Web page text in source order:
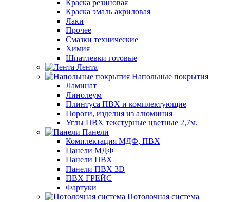
Краска резиновая
Краска эмаль акриловая
Лаки
Прочее
Смазки технические
Химия
Шпатлевки готовые
Лента
Напольные покрытия
Ламинат
Линолеум
Плинтуса ПВХ и комплектующие
Пороги, изделия из алюминия
Углы ПВХ текстурные цветные 2,7м.
Панели
Комплектация МДФ, ПВХ
Панели МДФ
Панели ПВХ
Панели ПВХ 3D
ПВХ ГРЕЙС
Фартуки
Потолочная система